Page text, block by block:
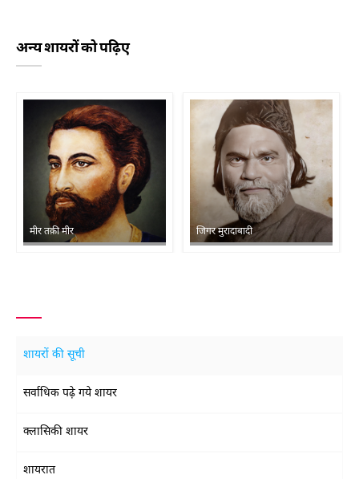
अन्य शायरों को पढ़िए
मीर तक़ी मीर जिगर मुरादाबादी
शायरों की सूची
सर्वाधिक पढ़े गये शायर
क्लासिकी शायर
शायरात